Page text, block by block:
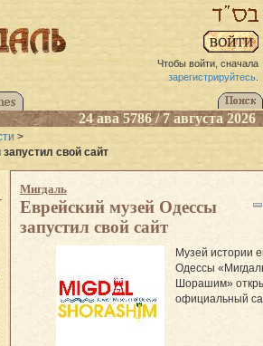
Чтобы войти, сначала
зарегистрируйтесь.
24 ава 5786 / 7 августа 2026
>
свой сайт
Мигдаль
Еврейский музей Одессы
запустил свой сайт
Музей истории
Одессы
Шорашим»
официальный